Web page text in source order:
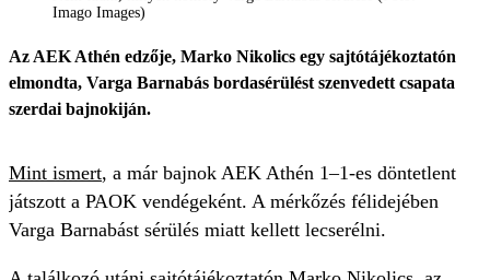
Imago Images)
Az AEK Athén edzője, Marko Nikolics egy sajtótájékoztatón
elmondta, Varga Barnabás bordasérülést szenvedett csapata
szerdai bajnokiján.
Mint ismert, a már bajnok AEK Athén 1–1-es döntetlent
játszott a PAOK vendégeként. A mérkőzés félidejében
Varga Barnabást sérülés miatt kellett lecserélni.